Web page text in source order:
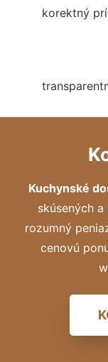
korektný
Kuchynské
skúsených
rozumný
cenovú